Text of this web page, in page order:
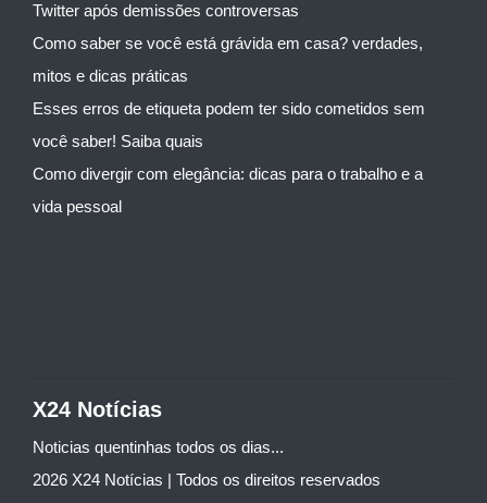
Twitter após demissões controversas
Como saber se você está grávida em casa? verdades,
mitos e dicas práticas
Esses erros de etiqueta podem ter sido cometidos sem
você saber! Saiba quais
Como divergir com elegância: dicas para o trabalho e a
vida pessoal
X24 Notícias
Noticias quentinhas todos os dias...
2026 X24 Notícias | Todos os direitos reservados